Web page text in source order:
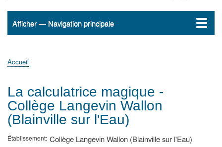
Navigation
Afficher — Navigation principale
Accueil
ActualitésMATh.en.JEANS ?
Régions et Ateliers
Créer, gérer un atelier
Sujets/Publications
Congrès
d'Ariane
Accueil
La calculatrice magique -
Collège Langevin Wallon
(Blainville sur l'Eau)
Établissement Collège Langevin Wallon (Blainville sur l'Eau)